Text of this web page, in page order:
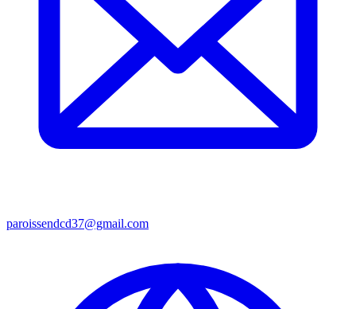
paroissendcd37@gmail.com